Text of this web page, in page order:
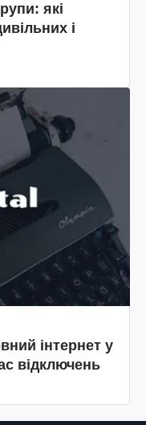
які
і
інтернет у
відключень